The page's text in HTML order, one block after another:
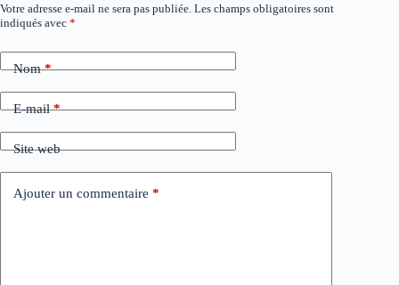
Votre adresse e-mail ne sera pas publiée. Les champs obligatoires sont
indiqués avec *
Nom*
E-mail*
Site web
Ajouter un commentaire *
A
l
r
n
v
e